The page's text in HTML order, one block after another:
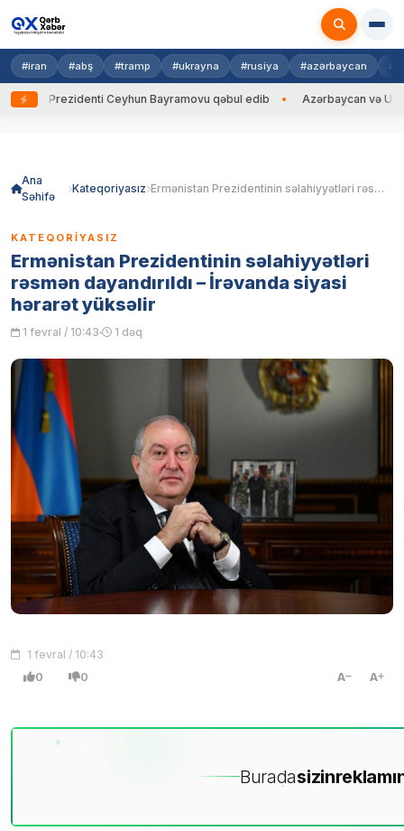
#iran #abş #tramp #ukrayna #rusiya #azərbaycan
Prezidenti Ceyhun Bayramovu qəbul edib Azərbaycan və
Ana
Səhifə
Kateqoriyasız Ermənistan Prezidentinin səlahiyyətləri rəsmən dayandırıldı – İrəvanda siyasi hərarət yüksəlir
KATEQORIYASIZ
Ermənistan Prezidentinin səlahiyyətləri
rəsmən dayandırıldı – İrəvanda siyasi
hərarət yüksəlir
1 fevral / 10:43 1 dəq
1 fevral / 10:43
0 0 A A
Buradasizin